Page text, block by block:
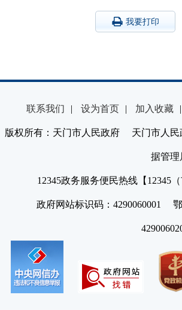
我要打印
联系我们 | 设为首页 | 加入收藏 |
版权所有：天门市人民政府 天门市人
据管理
12345政务服务便民热线【12345
政府网站标识码：4290060001